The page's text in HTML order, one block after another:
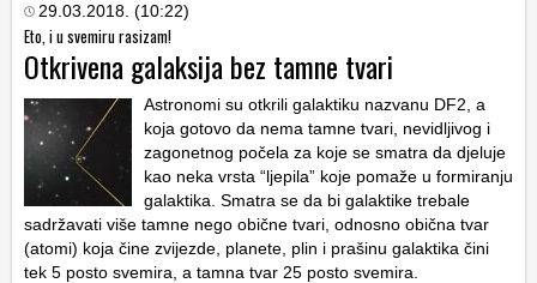
29.03.2018. (10:22)
Eto, i u svemiru rasizam!
Otkrivena galaksija bez tamne tvari
Astronomi su otkrili galaktiku nazvanu DF2, a
koja gotovo da nema tamne tvari, nevidljivog i
zagonetnog počela za koje se smatra da djeluje
kao neka vrsta “ljepila” koje pomaže u formiranju
galaktika. Smatra se da bi galaktike trebale
sadržavati više tamne nego obične tvari, odnosno obična tvar
(atomi) koja čine zvijezde, planete, plin i prašinu galaktika čini
tek 5 posto svemira, a tamna tvar 25 posto svemira.